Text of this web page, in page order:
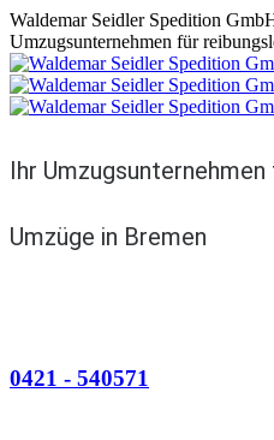
Waldemar Seidler Spedition
Umzugsunternehmen für
Ihr
Umzüge in Bremen
0421 - 540571